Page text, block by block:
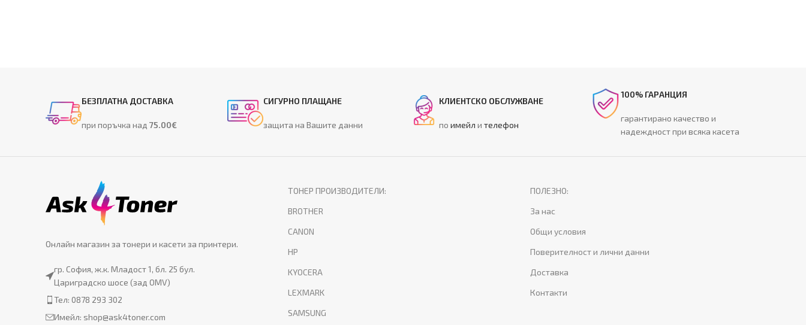
БЕЗПЛАТНА ДОСТАВКА
при поръчка над 75.00€
СИГУРНО ПЛАЩАНЕ
защита на Вашите данни
КЛИЕНТСКО ОБСЛУЖВАНЕ
по имейл и телефон
100% ГАРАНЦИЯ
гарантирано качество и
надеждност при всяка касета
Онлайн магазин за тонери и касети за принтери.
гр. София, ж.к. Младост 1, бл. 25 бул.
Цариградско шосе (зад OMV)
Тел: 0878 293 302
Имейл: shop@ask4toner.com
ТОНЕР ПРОИЗВОДИТЕЛИ:
BROTHER
CANON
HP
KYOCERA
LEXMARK
SAMSUNG
ПОЛЕЗНО:
За нас
Общи условия
Поверителност и лични данни
Доставка
Контакти